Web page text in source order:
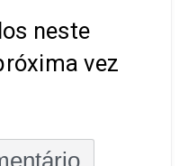
neste
vez